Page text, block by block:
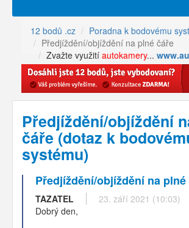
12 bodů .cz
Poradna k bodovému
Předjíždění/objíždění na plné čáře
Zvažte využití autokamery...
Předjíždění/objíždění
čáře (dotaz k
systému)
Předjíždění/objíždění na plné
TAZATEL
23. září 2021 (10:03)
Dobrý den,